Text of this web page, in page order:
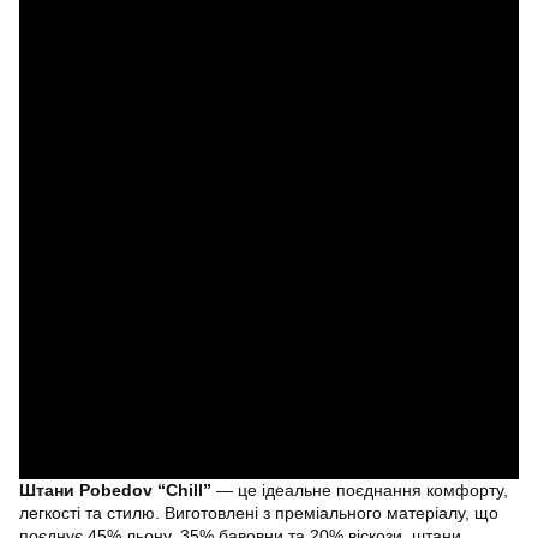
Штани Pobedov “Chill” — це ідеальне поєднання комфорту,
легкості та стилю. Виготовлені з преміального матеріалу, що